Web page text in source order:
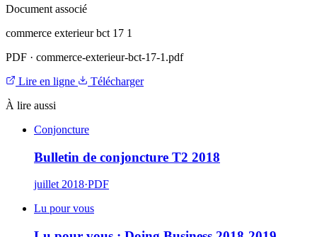
Document associé
commerce exterieur bct 17 1
PDF · commerce-exterieur-bct-17-1.pdf
Lire en ligne
Télécharger
À lire aussi
Conjoncture
Bulletin de conjoncture T2 2018
juillet 2018·PDF
Lu pour vous